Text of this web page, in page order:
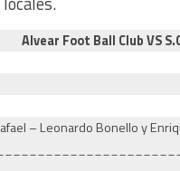
Alvear Foot Ball Club VS
– Leonardo Bonello y